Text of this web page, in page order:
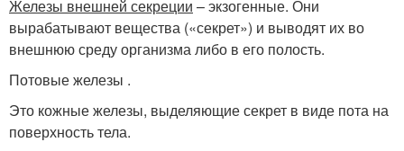
Железы внешней секреции – экзогенные. Они
вырабатывают вещества («секрет») и выводят их во
внешнюю среду организма либо в его полость.
Потовые железы .
Это кожные железы, выделяющие секрет в виде пота на
поверхность тела.